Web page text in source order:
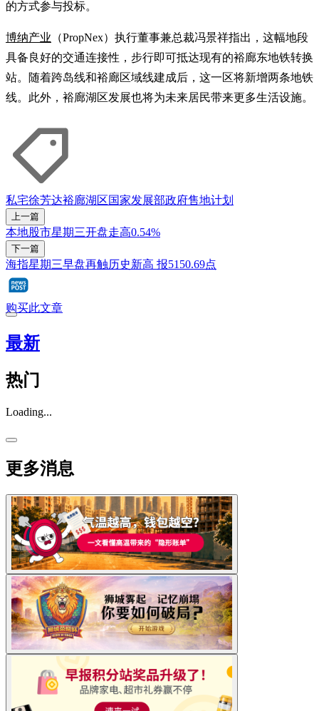
的方式参与投标。
博纳产业 （PropNex）执行董事兼总裁冯景祥指出，这幅地段
具备良好的交通连接性，步行即可抵达现有的裕廊东地铁转换
站。随着跨岛线和裕廊区域线建成后，这一区将新增两条地铁
线。此外，裕廊湖区发展也将为未来居民带来更多生活设施。
私宅徐芳达裕廊湖区国家发展部政府售地计划
上一篇
本地股市星期三开盘走高0.54%
下一篇
海指星期三早盘再触历史新高 报5150.69点
购买此文章
最新
热门
Loading...
更多消息